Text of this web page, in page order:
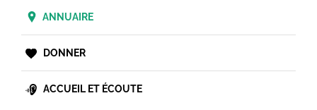
ANNUAIRE
DONNER
ACCUEIL ET ÉCOUTE